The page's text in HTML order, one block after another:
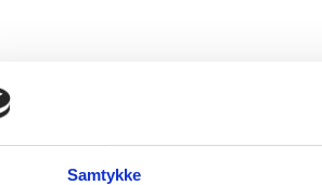
Samtykke